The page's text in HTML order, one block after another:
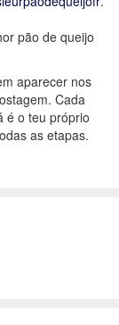
pão de queijo
aparecer nos
Cada
é o teu próprio
as etapas.